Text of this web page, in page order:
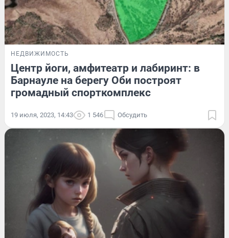
НЕДВИЖИМОСТЬ
Центр йоги, амфитеатр и лабиринт: в
Барнауле на берегу Оби построят
громадный спорткомплекс
19 июля, 2023, 14:43 1 546 Обсудить